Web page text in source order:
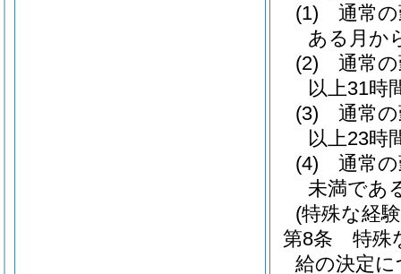
(1)
通常
ある月か
(2)
通常
以上31時
(3)
通常
以上23時
(4)
通常
未満であ
(特殊な経
第8条
特殊
給の決定